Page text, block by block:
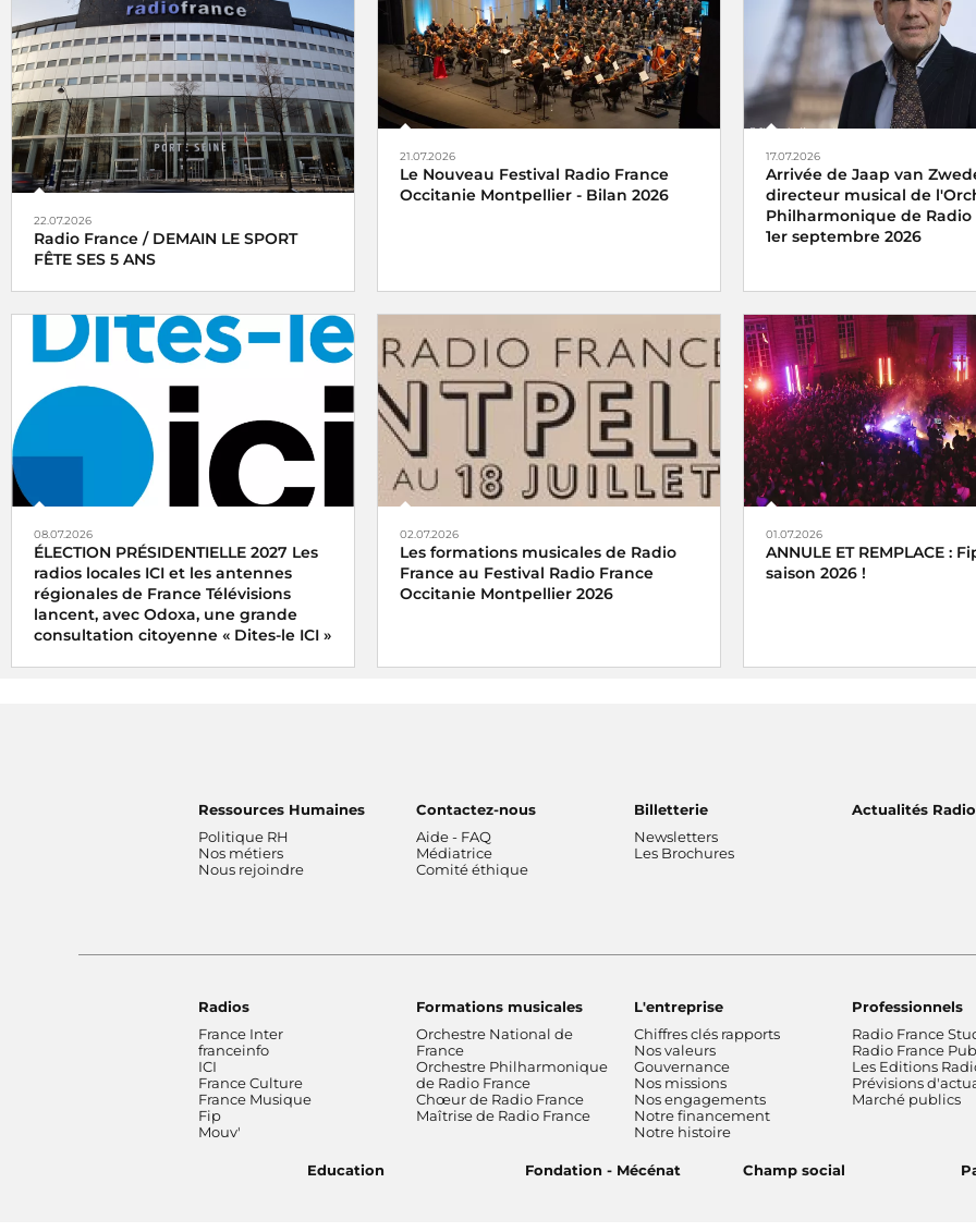
22.07.2026
Radio France / DEMAIN LE SPORT
FÊTE SES 5 ANS
21.07.2026
Le Nouveau Festival Radio France
Occitanie Montpellier - Bilan 2026
17.07.2026
Arrivée de Jaap van
directeur musical de
Philharmonique de Radio
1er septembre 2026
08.07.2026
ÉLECTION PRÉSIDENTIELLE 2027 Les
radios locales ICI et les antennes
régionales de France Télévisions
lancent, avec Odoxa, une grande
consultation citoyenne « Dites-le ICI »
02.07.2026
Les formations musicales de Radio
France au Festival Radio France
Occitanie Montpellier 2026
01.07.2026
ANNULE ET REMPLACE :
saison 2026 !
Ressources Humaines
Politique RH
Nos métiers
Nous rejoindre
Contactez-nous
Aide - FAQ
Médiatrice
Comité éthique
Billetterie
Newsletters
Les Brochures
Actualités
Radios
France Inter
franceinfo
ICI
France Culture
France Musique
Fip
Mouv'
Formations musicales
Orchestre National de
France
Orchestre Philharmonique
de Radio France
Chœur de Radio France
Maîtrise de Radio France
L'entreprise
Chiffres clés rapports
Nos valeurs
Gouvernance
Nos missions
Nos engagements
Notre financement
Notre histoire
Professionnels
Radio France
Radio France
Les Editions
Prévisions
Marché publics
Education Fondation - Mécénat Champ social